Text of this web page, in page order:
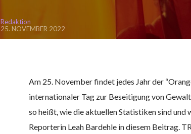
Redaktion
25. NOVEMBER 2022
Am 25. November findet jedes Jahr der
internationaler Tag zur Beseitigung von
so heißt, wie die aktuellen Statistiken sind und
Reporterin Leah Bardehle in diesem Beitrag.